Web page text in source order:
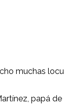
muchas
papá de